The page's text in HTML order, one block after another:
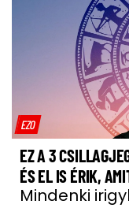
EZO
EZ A 3
ÉS EL IS ÉRIK,
Mindenki